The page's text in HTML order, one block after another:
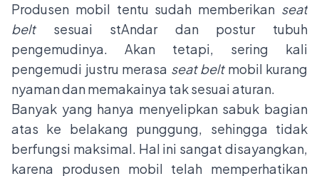
Produsen mobil tentu sudah memberikan seat
beltsesuai stAndar dan postur tubuh
pengemudinya. Akan tetapi, sering kali
pengemudi justru merasa seat beltmobil kurang
nyaman dan memakainya tak sesuai aturan.
Banyak yang hanya menyelipkan sabuk bagian
atas ke belakang punggung, sehingga tidak
berfungsi maksimal. Hal ini sangat disayangkan,
karena produsen mobil telah memperhatikan